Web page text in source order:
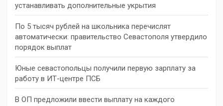
устанавливать дополнительные укрытия
По 5 тысяч рублей на школьника перечислят
автоматически: правительство Севастополя утвердило
порядок выплат
Юные севастопольцы получили первую зарплату за
работу в ИТ-центре ПСБ
В ОП предложили ввести выплату на каждого